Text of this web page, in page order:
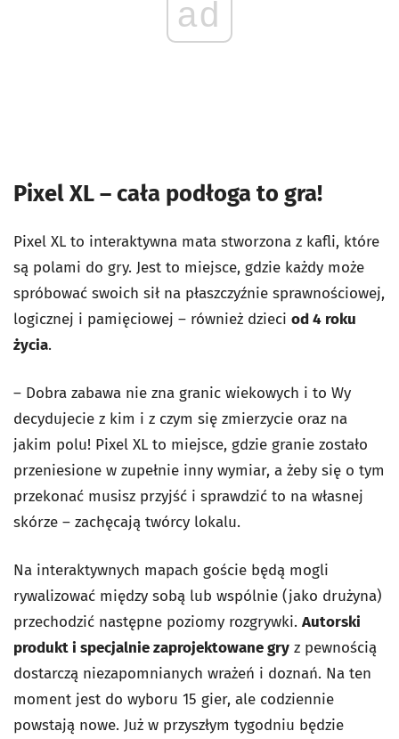
ad
Pixel XL – cała podłoga to gra!
Pixel XL to interaktywna mata stworzona z kafli, które
są polami do gry. Jest to miejsce, gdzie każdy może
spróbować swoich sił na płaszczyźnie sprawnościowej,
logicznej i pamięciowej – również dzieci od 4 roku
życia.
– Dobra zabawa nie zna granic wiekowych i to Wy
decydujecie z kim i z czym się zmierzycie oraz na
jakim polu! Pixel XL to miejsce, gdzie granie zostało
przeniesione w zupełnie inny wymiar, a żeby się o tym
przekonać musisz przyjść i sprawdzić to na własnej
skórze – zachęcają twórcy lokalu.
Na interaktywnych mapach goście będą mogli
rywalizować między sobą lub wspólnie (jako drużyna)
przechodzić następne poziomy rozgrywki. Autorski
produkt i specjalnie zaprojektowane gry z pewnością
dostarczą niezapomnianych wrażeń i doznań. Na ten
moment jest do wyboru 15 gier, ale codziennie
powstają nowe. Już w przyszłym tygodniu będzie